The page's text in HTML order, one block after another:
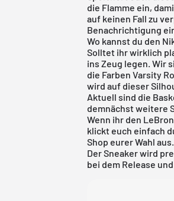
die Flamme ein,
auf keinen Fall zu
Benachrichtigung
Wo kannst du den
Solltet ihr wirklich
ins Zeug legen. Wir
die Farben Varsity
wird auf dieser
Aktuell sind die
demnächst weitere
Wenn ihr den
klickt euch einfach
Shop eurer Wahl aus.
Der Sneaker wird
bei dem Release